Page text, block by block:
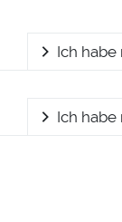
Ich
Ich habe